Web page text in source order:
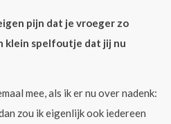
pijn dat je vroeger zo
klein spelfoutje dat jij nu
mee, als ik er nu over nadenk:
zou ik eigenlijk ook iedereen